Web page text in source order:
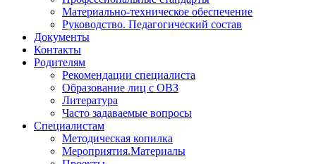
Материально-техническое обеспечение
Руководство. Педагогический состав
Документы
Контакты
Родителям
Рекомендации специалиста
Образование лиц с ОВЗ
Литература
Часто задаваемые вопросы
Специалистам
Методическая копилка
Мероприятия.Материалы